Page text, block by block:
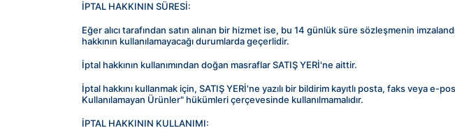
İPTAL HAKKININ SÜRESİ:
Eğer alıcı tarafından satın alınan bir hizmet ise, bu 14 günlük süre sözleşmenin
hakkının kullanılamayacağı durumlarda geçerlidir.
İptal hakkının kullanımından doğan masraflar SATIŞ YERİ'ne aittir.
İptal hakkını kullanmak için, SATIŞ YERİ'ne yazılı bir bildirim kayıtlı posta, faks veya
Kullanılamayan Ürünler" hükümleri çerçevesinde kullanılmamalıdır.
İPTAL HAKKININ KULLANIMI: